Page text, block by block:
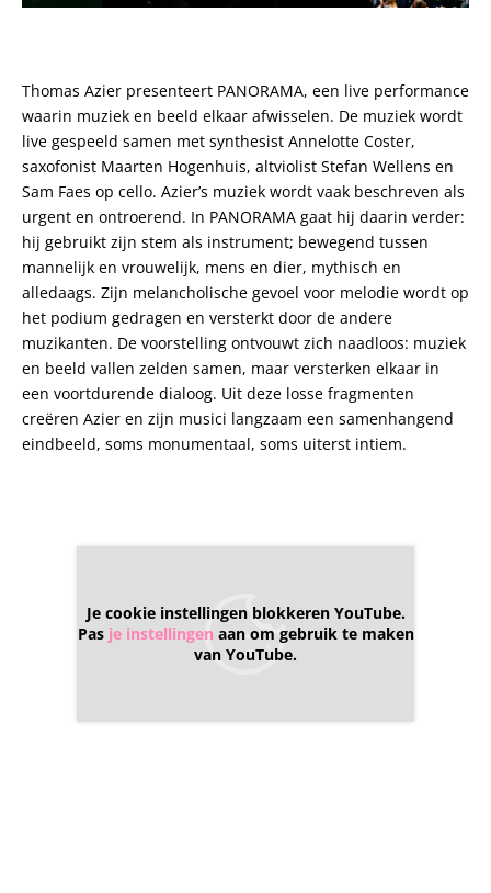
Thomas Azier presenteert PANORAMA, een live performance
waarin muziek en beeld elkaar afwisselen. De muziek wordt
live gespeeld samen met synthesist Annelotte Coster,
saxofonist Maarten Hogenhuis, altviolist Stefan Wellens en
Sam Faes op cello. Azier’s muziek wordt vaak beschreven als
urgent en ontroerend. In PANORAMA gaat hij daarin verder:
hij gebruikt zijn stem als instrument; bewegend tussen
mannelijk en vrouwelijk, mens en dier, mythisch en
alledaags. Zijn melancholische gevoel voor melodie wordt op
het podium gedragen en versterkt door de andere
muzikanten. De voorstelling ontvouwt zich naadloos: muziek
en beeld vallen zelden samen, maar versterken elkaar in
een voortdurende dialoog. Uit deze losse fragmenten
creëren Azier en zijn musici langzaam een samenhangend
eindbeeld, soms monumentaal, soms uiterst intiem.
Je cookie instellingen blokkeren YouTube.
Pas je instellingen aan om gebruik te maken
van YouTube.